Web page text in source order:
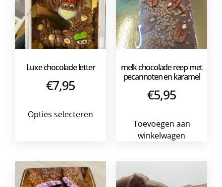
Luxe chocolade letter
€7,95
Opties selecteren
melk chocolade reep met
pecannoten en karamel
€5,95
Toevoegen aan
winkelwagen